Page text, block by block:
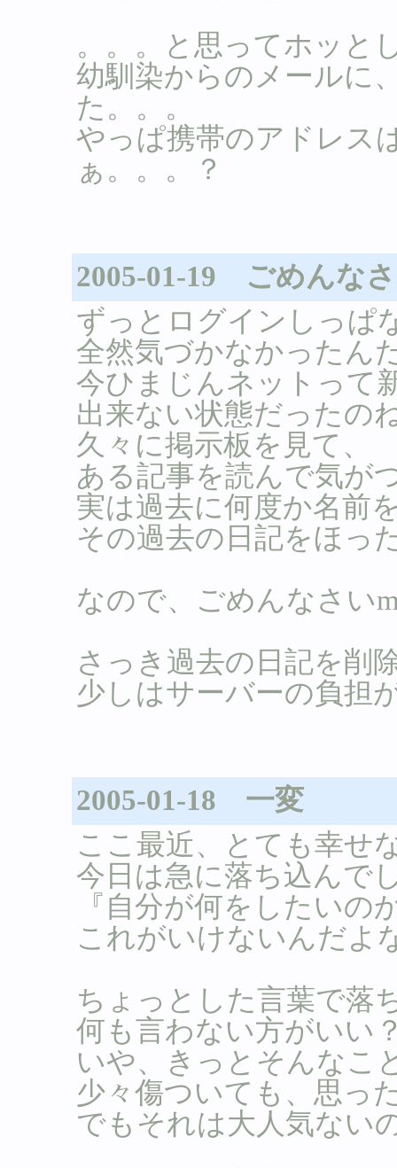
。。。と思ってホッと
幼馴染からのメールに
た。。。
やっぱ携帯のアドレス
ぁ。。。？
2005-01-19 ごめんな
ずっとログインしっぱ
全然気づかなかったん
今ひまじんネットって
出来ない状態だったの
久々に掲示板を見て、
ある記事を読んで気が
実は過去に何度か名前
その過去の日記をほっ
なので、ごめんなさい
さっき過去の日記を削
少しはサーバーの負担
2005-01-18 一変
ここ最近、とても幸せ
今日は急に落ち込んで
『自分が何をしたいの
これがいけないんだよ
ちょっとした言葉で落
何も言わない方がいい
いや、きっとそんなこ
少々傷ついても、思っ
でもそれは大人気ない